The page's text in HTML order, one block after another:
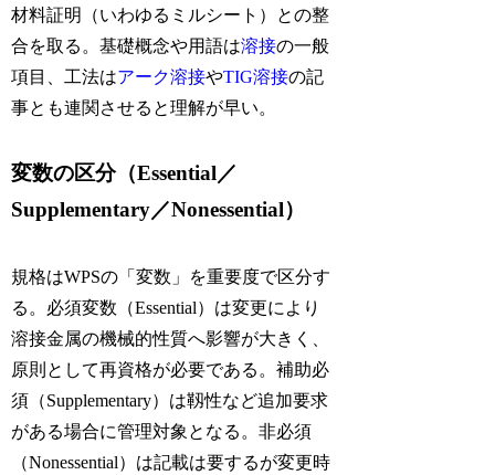
材料証明（いわゆるミルシート）との整
合を取る。基礎概念や用語は溶接の一般
項目、工法はアーク溶接やTIG溶接の記
事とも連関させると理解が早い。
変数の区分（Essential／
Supplementary／Nonessential）
規格はWPSの「変数」を重要度で区分す
る。必須変数（Essential）は変更により
溶接金属の機械的性質へ影響が大きく、
原則として再資格が必要である。補助必
須（Supplementary）は靱性など追加要求
がある場合に管理対象となる。非必須
（Nonessential）は記載は要するが変更時